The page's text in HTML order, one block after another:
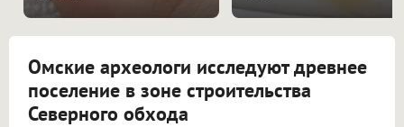
Омские археологи исследуют древнее
поселение в зоне строительства
Северного обхода